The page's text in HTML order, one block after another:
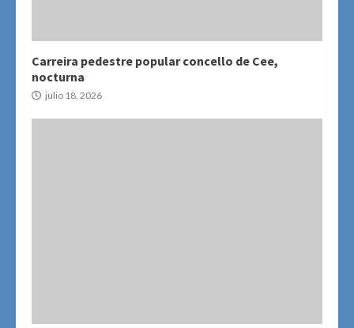
Carreira pedestre popular concello de Cee,
nocturna
julio 18, 2026